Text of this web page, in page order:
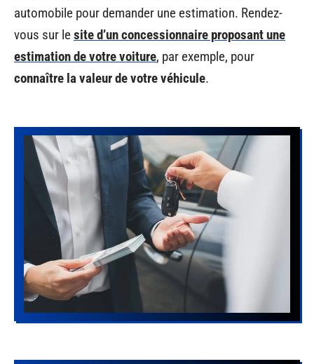
automobile pour demander une estimation. Rendez-
vous sur lesite d’un concessionnaire proposant une
estimation de votre voiture, par exemple, pour
connaître la valeur de votre véhicule.